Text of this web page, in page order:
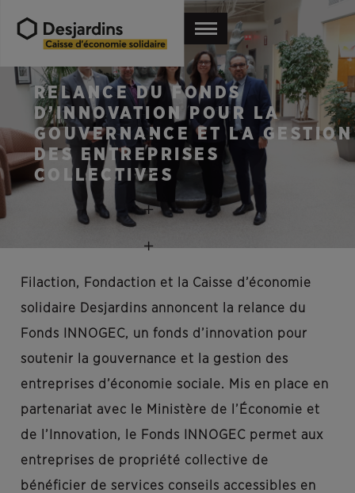
RELANCE DU FONDS
D’INNOVATION POUR LA
GOUVERNANCE ET LA GESTION
DES ENTREPRISES
COLLECTIVES
Filaction, Fondaction et la Caisse d’économie
solidaire Desjardins annoncent la relance du
Fonds INNOGEC, un fonds d’innovation pour
soutenir la gouvernance et la gestion des
entreprises d’économie sociale. Mis en place en
partenariat avec le Ministère de l’Économie et
de l’Innovation, le Fonds INNOGEC permet aux
entreprises de propriété collective de
bénéficier de services conseils accessibles en